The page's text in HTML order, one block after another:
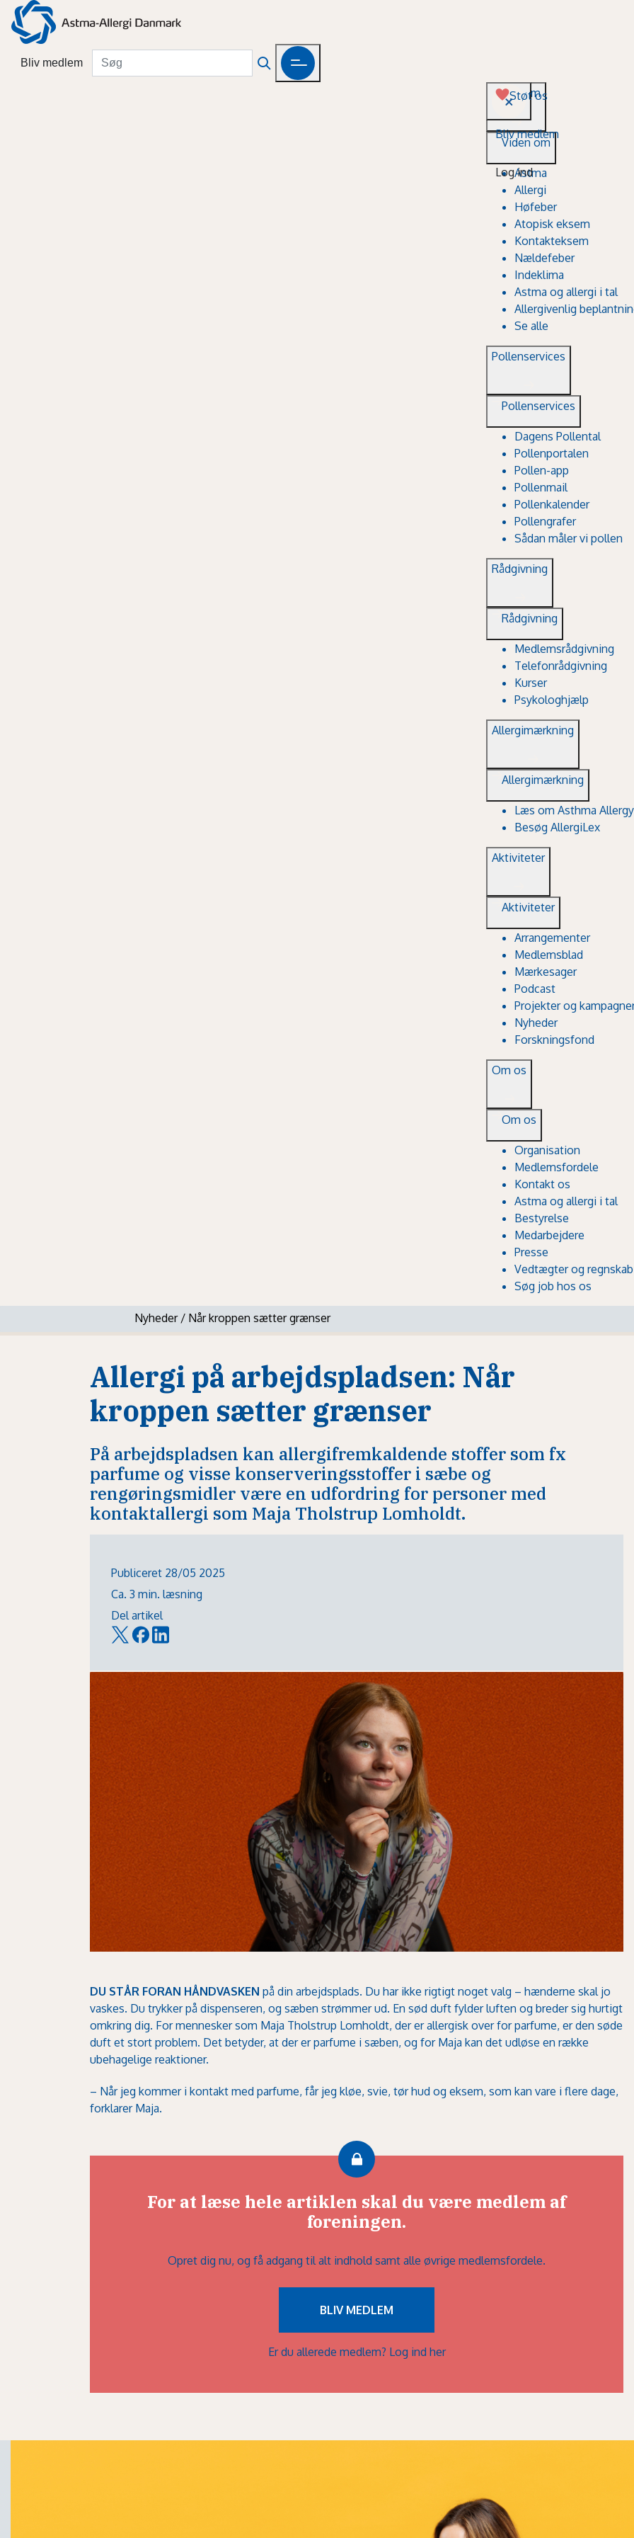
Bliv medlem
Støt os
Bliv medlem
Log ind
Viden om
Viden om
Astma
Allergi
Høfeber
Atopisk eksem
Kontakteksem
Nældefeber
Indeklima
Astma og allergi i tal
Allergivenlig
Se alle
Pollenservices
Pollenservices
Dagens Pollental
Pollenportalen
Pollen-app
Pollenmail
Pollenkalender
Pollengrafer
Sådan måler vi pollen
Rådgivning
Rådgivning
Medlemsrådgivning
Telefonrådgivning
Kurser
Psykologhjælp
Allergimærkning
Allergimærkning
Læs om Asthma
Besøg AllergiLex
Aktiviteter
Aktiviteter
Arrangementer
Medlemsblad
Mærkesager
Podcast
Projekter og
Nyheder
Forskningsfond
Om os
Om os
Organisation
Medlemsfordele
Kontakt os
Astma og allergi i tal
Bestyrelse
Medarbejdere
Presse
Vedtægter og regnskab
Søg job hos os
Nyheder / Når kroppen sætter grænser
Allergi på arbejdspladsen: Når
kroppen sætter grænser
På arbejdspladsen kan allergifremkaldende stoffer som fx
parfume og visse konserveringsstoffer i sæbe og
rengøringsmidler være en udfordring for personer med
kontaktallergi som Maja Tholstrup Lomholdt.
Publiceret 28/05 2025
Ca. 3 min. læsning
Del artikel
DU STÅR FORAN HÅNDVASKEN på din arbejdsplads. Du har ikke rigtigt noget valg – hænderne skal jo
vaskes. Du trykker på dispenseren, og sæben strømmer ud. En sød duft fylder luften og breder sig hurtigt
omkring dig. For mennesker som Maja Tholstrup Lomholdt, der er allergisk over for parfume, er den søde
duft et stort problem. Det betyder, at der er parfume i sæben, og for Maja kan det udløse en række
ubehagelige reaktioner.
– Når jeg kommer i kontakt med parfume, får jeg kløe, svie, tør hud og eksem, som kan vare i flere dage,
forklarer Maja.
For at læse hele artiklen skal du være medlem af
foreningen.
Opret dig nu, og få adgang til alt indhold samt alle øvrige medlemsfordele.
BLIV MEDLEM
Er du allerede medlem? Log ind her